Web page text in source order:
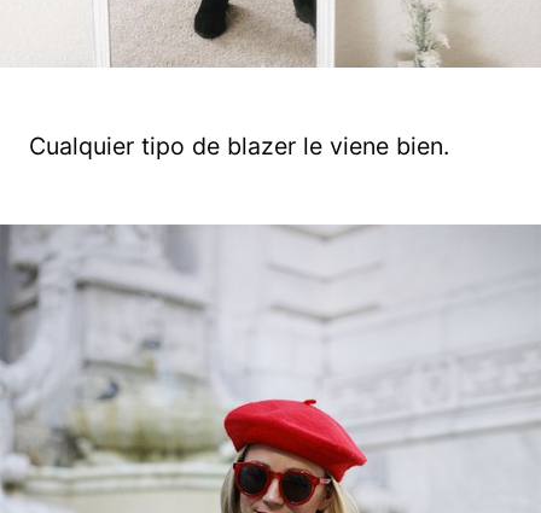
Cualquier tipo de blazer le viene bien.